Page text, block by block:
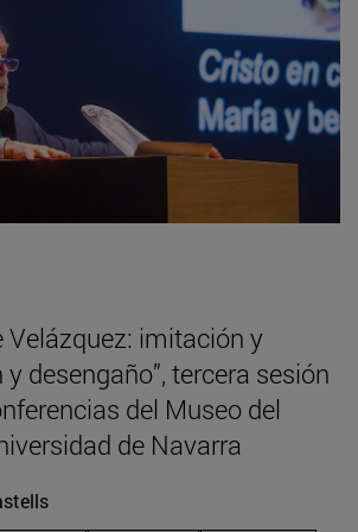
Velázquez: imitación y
desengaño”, tercera sesión
del Museo del
de Navarra